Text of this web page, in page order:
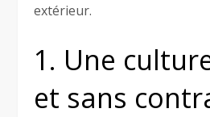
extérieur.
1. Une
et sans